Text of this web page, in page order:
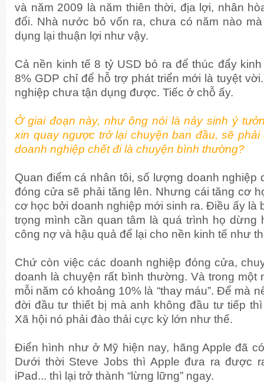
và năm 2009 là năm thiên thời, địa lợi, nhân
đổi. Nhà nước bỏ vốn ra, chưa có năm nào
dụng lại thuận lợi như vậy.
Cả nền kinh tế 8 tỷ USD bỏ ra để thúc đẩy
8% GDP chỉ để hỗ trợ phát triển mới là tuyệt
nghiệp chưa tận dụng được. Tiếc ở chỗ ấy.
Ở giai đoạn này, như ông nói là nảy sinh ý
xin quay ngược trở lại chuyện ban đầu, sẽ
doanh nghiệp chết đi là chuyện bình thường?
Quan điểm cá nhân tôi, số lượng doanh nghiệp
đóng cửa sẽ phải tăng lên. Nhưng cái tăng cơ
cơ học bởi doanh nghiệp mới sinh ra. Điều ấy là
trọng mình cần quan tâm là quá trình họ dừng
công nợ và hậu quả để lại cho nền kinh tế như
Chứ còn việc các doanh nghiệp đóng cửa,
doanh là chuyện rất bình thường. Và trong một
mỗi năm có khoảng 10% là “thay máu”. Để mà
đời đầu tư thiết bị mà anh không đầu tư tiếp
Xã hội nó phải đào thải cực kỳ lớn như thế.
Điển hình như ở Mỹ hiện nay, hãng Apple đã
Dưới thời Steve Jobs thì Apple đưa ra được
iPad... thì lại trở thành “lừng lững” ngay.